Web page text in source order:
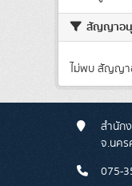
สัญญาอ
ไม่พบ สัญญ
สำนัก
จ.นคร
075-